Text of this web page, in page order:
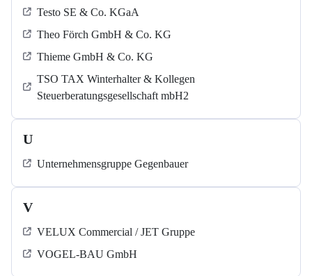
Testo SE & Co. KGaA
Theo Förch GmbH & Co. KG
Thieme GmbH & Co. KG
TSO TAX Winterhalter & Kollegen
Steuerberatungsgesellschaft mbH2
U
Unternehmensgruppe Gegenbauer
V
VELUX Commercial / JET Gruppe
VOGEL-BAU GmbH